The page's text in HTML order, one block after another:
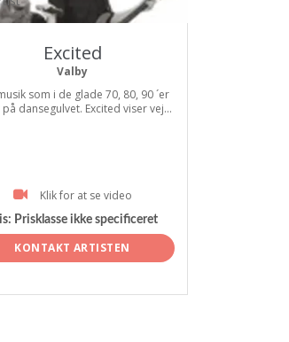
Excited
Valby
som i de glade 70, 80, 90 ´er
dansegulvet. Excited viser vej...
Klik for at se video
Prisklasse ikke specificeret
KONTAKT ARTISTEN